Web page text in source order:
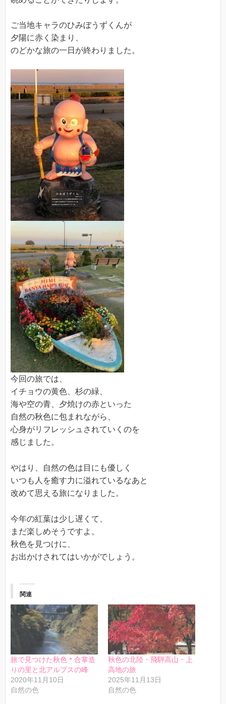
ご当地キャラのひみぼうずくんが
夕陽に赤く染まり、
のどかな旅の一日が終わりました。
今回の旅では、
イチョウの黄色、杉の緑、
海や空の青、夕焼けの赤といった
自然の秋色に包まれながら、
心身がリフレッシュされていくのを
感じました。
やはり、自然の色は目にも優しく
いつも人を癒す力に溢れているなあと
改めて思える旅になりました。
今年の紅葉は少し遅くて、
まだ楽しめそうですよ。
秋色を見つけに、
お出かけされてはいかがでしょう。
関連
旅で見つけた秋色＊合掌造
りの里と北アルプスの峰
2020年11月10日
自然の色
秋色の北陸・飛騨高山・上
高地の旅
2025年11月13日
自然の色